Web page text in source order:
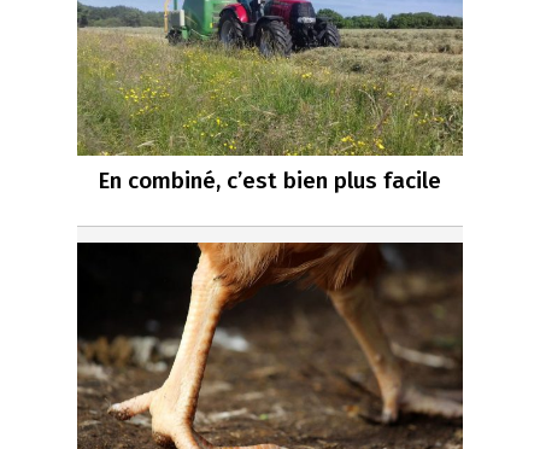
En combiné, c’est bien plus facile